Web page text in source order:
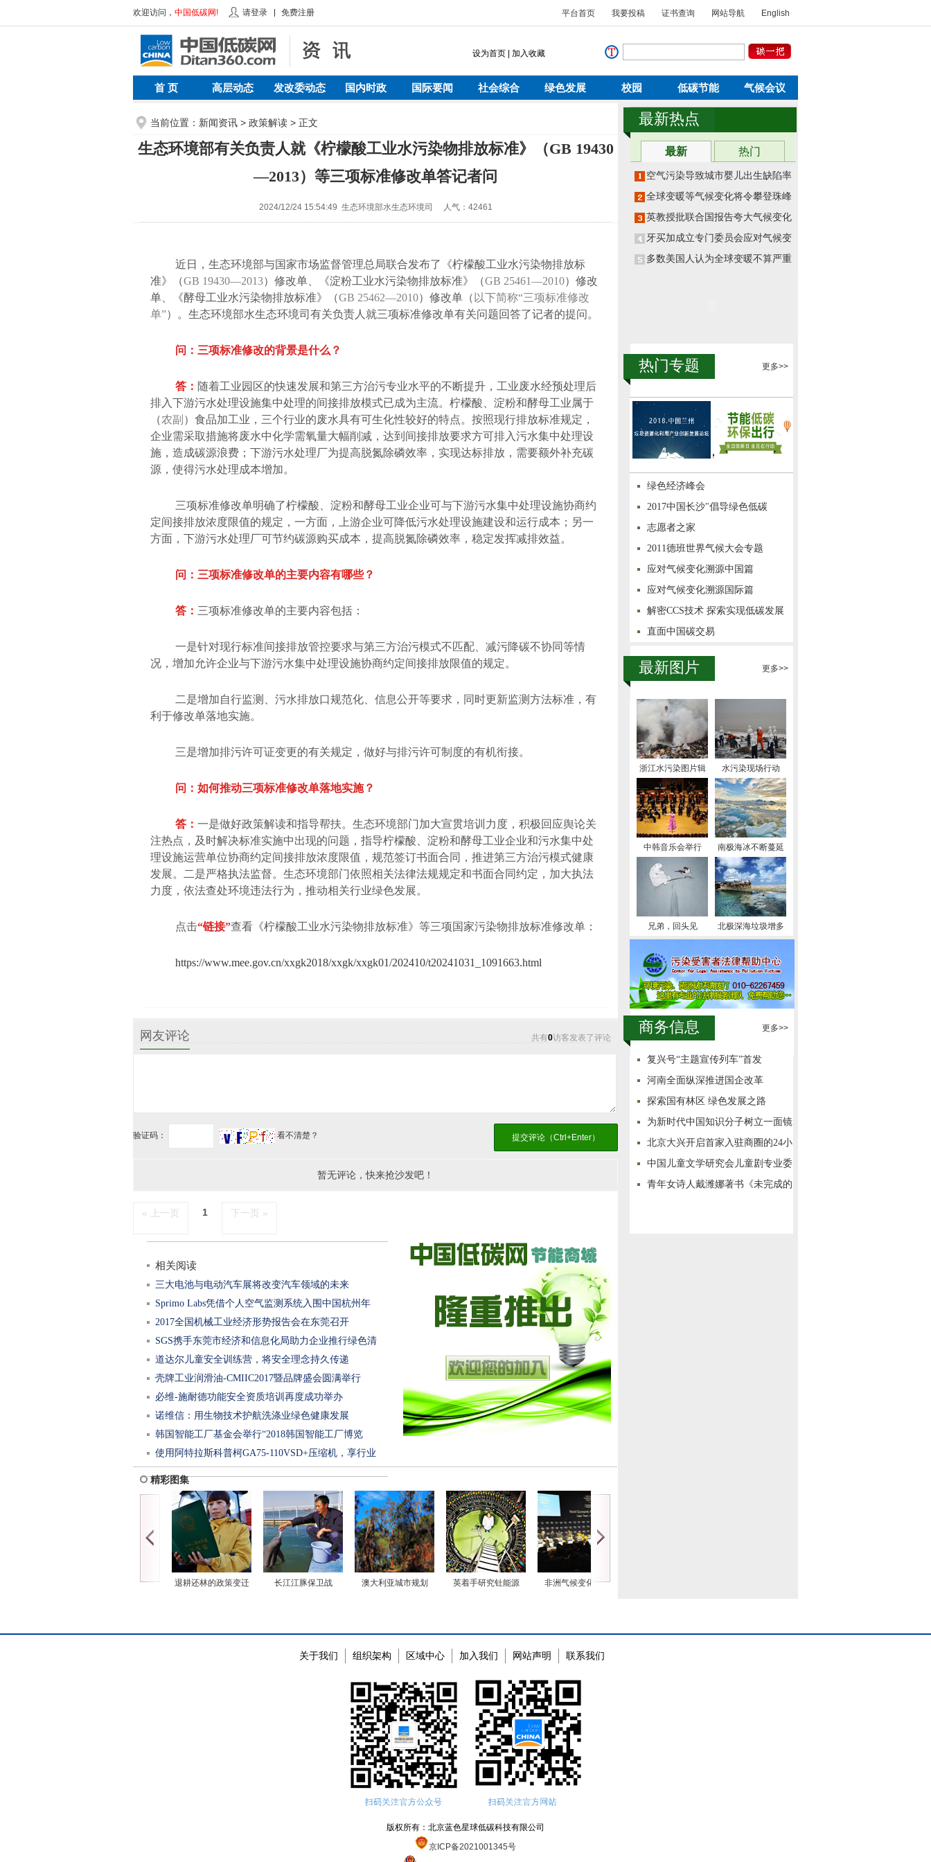
欢迎访问， 中国低碳网! 请登录 免费注册 平台首页 我要投稿 证书查询 网站导航 English
设为首页 加入收藏
首 页 高层动态 发改委动态 国内时政 国际要闻 社会综合 绿色发展 校园 低碳节能 气候会议
当前位置：新闻资讯 > 政策解读 > 正文
生态环境部有关负责人就《柠檬酸工业水污染物排放标准》（GB 19430
—2013）等三项标准修改单答记者问
2024/12/24 15:54:49 生态环境部水生态环境司 人气：42461
近日，生态环境部与国家市场监督管理总局联合发布了《柠檬酸工业水污染物排放标
准》（GB 19430—2013）修改单、《淀粉工业水污染物排放标准》（GB 25461—2010）修改
单、《酵母工业水污染物排放标准》（GB 25462—2010）修改单（ 以下简称“三项标准修改
单”）。生态环境部水生态环境司有关负责人就三项标准修改单有关问题回答了记者的提问。
问：三项标准修改的背景是什么？
答： 随着工业园区的快速发展和第三方治污专业水平的不断提升，工业废水经预处理后
排入下游污水处理设施集中处理的间接排放模式已成为主流。柠檬酸、淀粉和酵母工业属于
（农副 ）食品加工业，三个行业的废水具有可生化性较好的特点。按照现行排放标准规定，
企业需采取措施将废水中化学需氧量大幅削减，达到间接排放要求方可排入污水集中处理设
施，造成碳源浪费；下游污水处理厂为提高脱氮除磷效率，实现达标排放，需要额外补充碳
源，使得污水处理成本增加。
三项标准修改单明确了柠檬酸、淀粉和酵母工业企业可与下游污水集中处理设施协商约
定间接排放浓度限值的规定，一方面，上游企业可降低污水处理设施建设和运行成本；另一
方面，下游污水处理厂可节约碳源购买成本，提高脱氮除磷效率，稳定发挥减排效益。
问：三项标准修改单的主要内容有哪些？
答： 三项标准修改单的主要内容包括：
一是针对现行标准间接排放管控要求与第三方治污模式不匹配、减污降碳不协同等情
况，增加允许企业与下游污水集中处理设施协商约定间接排放限值的规定。
二是增加自行监测、污水排放口规范化、信息公开等要求，同时更新监测方法标准，有
利于修改单落地实施。
三是增加排污许可证变更的有关规定，做好与排污许可制度的有机衔接。
问：如何推动三项标准修改单落地实施？
答： 一是做好政策解读和指导帮扶。生态环境部门加大宣贯培训力度，积极回应舆论关
注热点，及时解决标准实施中出现的问题，指导柠檬酸、淀粉和酵母工业企业和污水集中处
理设施运营单位协商约定间接排放浓度限值，规范签订书面合同，推进第三方治污模式健康
发展。二是严格执法监督。生态环境部门依照相关法律法规规定和书面合同约定，加大执法
力度，依法查处环境违法行为，推动相关行业绿色发展。
点击“链接”查看《柠檬酸工业水污染物排放标准》等三项国家污染物排放标准修改单：
https://www.mee.gov.cn/xxgk2018/xxgk/xxgk01/202410/t20241031_1091663.html
共有0访客发表了评论
网友评论
验证码： 看不清楚？
暂无评论，快来抢沙发吧！
« 上一页 1 下一页 »
相关阅读
三大电池与电动汽车展将改变汽车领域的未来
Sprimo Labs凭借个人空气监测系统入围中国杭州年
2017全国机械工业经济形势报告会在东莞召开
SGS携手东莞市经济和信息化局助力企业推行绿色清
洁生产审
道达尔儿童安全训练营，将安全理念持久传递
壳牌工业润滑油-CMIIC2017暨品牌盛会圆满举行
必维-施耐德功能安全资质培训再度成功举办
诺维信：用生物技术护航洗涤业绿色健康发展
韩国智能工厂基金会举行“2018韩国智能工厂博览
会”初步
使用阿特拉斯科普柯GA75-110VSD+压缩机，享行业
精彩图集
退耕还林的政策变迁 长江江豚保卫战 澳大利亚城市规划 英着手研究钍能源 非洲气候变化立场
最新热点
最新 热门
空气污染导致城市婴儿出生缺陷率翻
番
全球变暖等气候变化将令攀登珠峰更
危险
英教授批联合国报告夸大气候变化影
响
牙买加成立专门委员会应对气候变化
多数美国人认为全球变暖不算严重威
热门专题 更多>>
绿色经济峰会
2017中国长沙"倡导绿色低碳
志愿者之家
2011德班世界气候大会专题
应对气候变化溯源中国篇
应对气候变化溯源国际篇
解密CCS技术 探索实现低碳发展
直面中国碳交易
最新图片 更多>>
浙江水污染图片辑 水污染现场行动
中韩音乐会举行 南极海冰不断蔓延
兄弟，回头见 北极深海垃圾增多
商务信息 更多>>
复兴号“主题宣传列车”首发
河南全面纵深推进国企改革
探索国有林区 绿色发展之路
为新时代中国知识分子树立一面镜
子
北京大兴开启首家入驻商圈的24小
时城市书房
中国儿童文学研究会儿童剧专业委
员会成立
青年女诗人戴潍娜著书《未完成的
关于我们 组织架构 区域中心 加入我们 网站声明 联系我们
版权所有：北京蓝色星球低碳科技有限公司
京ICP备2021001345号